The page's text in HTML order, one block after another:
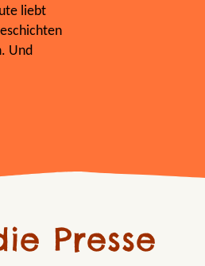
liebt
Und
Presse